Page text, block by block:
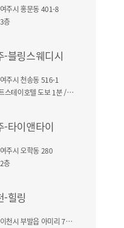
주시 홍문동 401-8
층
-블링스웨디시
주시 천송동 516-1
저스트스테이호텔 도보 1분 / 건물 3층
-타이앤타이
주시 오학동 280
층
-힐링
경기 이천시 부발읍 아미리 737-16